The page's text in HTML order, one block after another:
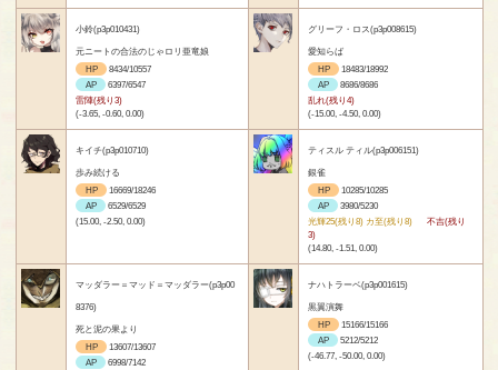
小鈴(p3p010431)
元ニートの合法のじゃロリ亜竜娘
HP
8434/10557
AP
6397/6547
雷陣(残り3)
(-3.65, -0.60, 0.00)
グリーフ・ロス(p3p008615)
愛知らば
HP
18483/18992
AP
8686/8686
乱れ(残り4)
(-15.00, -4.50, 0.00)
キイチ(p3p010710)
歩み続ける
HP
16669/18246
AP
6529/6529
(15.00, -2.50, 0.00)
ティスル ティル(p3p006151)
銀雀
HP
10285/10285
AP
3980/5230
光輝25(残り8) カ至(残り8)
不吉(残り
3)
(14.80, -1.51, 0.00)
マッダラー＝マッド＝マッダラー(p3p00
8376)
死と泥の果より
HP
13607/13607
AP
6998/7142
ナハトラーベ(p3p001615)
黒翼演舞
HP
15166/15166
AP
5212/5212
(-46.77, -50.00, 0.00)